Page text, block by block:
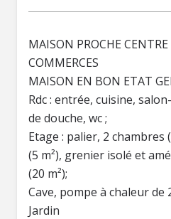
MAISON PROCHE
COMMERCES
MAISON EN BON ETAT
Rdc : entrée, cuisine,
de douche, wc ;
Etage : palier, 2 chambres
(5 m²), grenier isolé et
(20 m²);
Cave, pompe à chaleur de
Jardin